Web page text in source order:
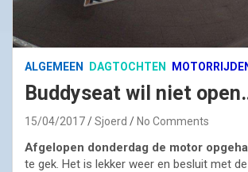
ALGEMEEN DAGTOCHTEN
Buddyseat wil niet
15/04/2017 Sjoerd No Comments
Afgelopen donderdag de motor
te gek. Het is lekker weer en besluit met